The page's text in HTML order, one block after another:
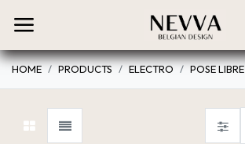
HOME PRODUCTS ELECTRO POSE LIBRE